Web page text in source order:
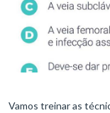
Vamos treinar as